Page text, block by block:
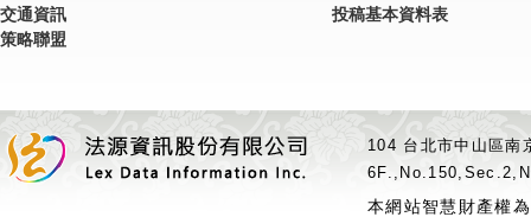
交通資訊
策略聯盟
投稿基本資料表
104 台北市中山區
本網站智慧財產權